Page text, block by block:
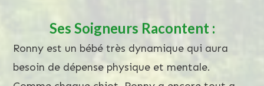
Ses Soigneurs Racontent :
Ronny est un bébé très dynamique qui aura
besoin de dépense physique et mentale.